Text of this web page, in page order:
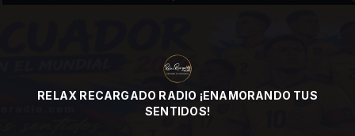
RELAX RECARGADO RADIO ¡ENAMORANDO TUS
SENTIDOS!